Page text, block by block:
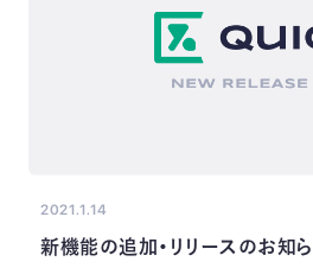
2021.1.14
新機能の追加・リリースのお知ら